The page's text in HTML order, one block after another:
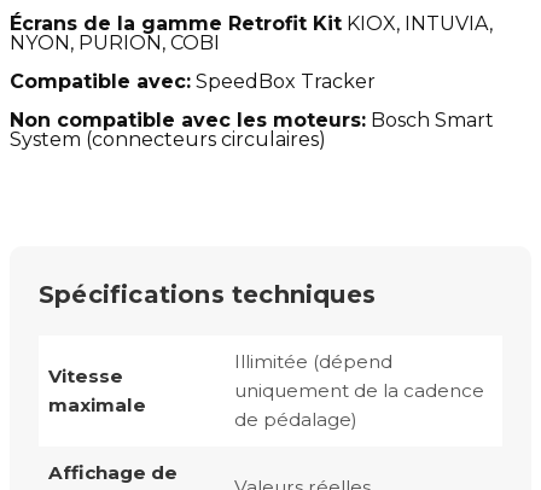
Écrans de la gamme Retrofit Kit KIOX, INTUVIA,
NYON, PURION, COBI
Compatible avec: SpeedBox Tracker
Non compatible avec les moteurs: Bosch Smart
System (connecteurs circulaires)
Spécifications techniques
Vitesse
maximale
Illimitée (dépend
uniquement de la cadence
de pédalage)
Affichage de